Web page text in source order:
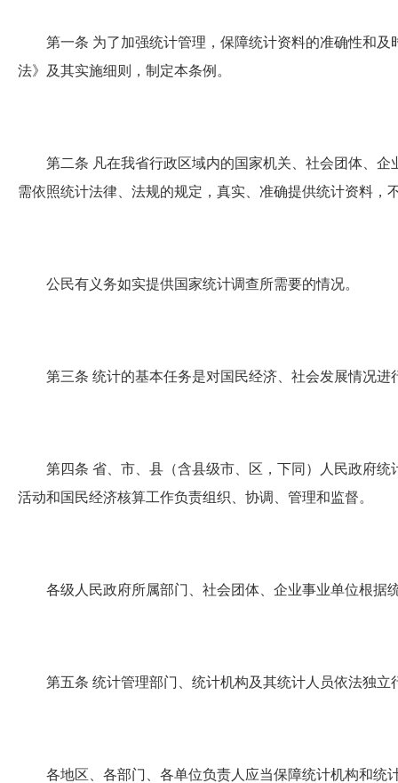
第一条 为了加强统计管理，保障统计资料的准确性和
法》及其实施细则，制定本条例。
第二条 凡在我省行政区域内的国家机关、社会团体、
需依照统计法律、法规的规定，真实、准确提供统计资料
公民有义务如实提供国家统计调查所需要的情况。
第三条 统计的基本任务是对国民经济、社会发展情况
第四条 省、市、县（含县级市、区，下同）人民政府
活动和国民经济核算工作负责组织、协调、管理和监督。
各级人民政府所属部门、社会团体、企业事业单位根据
第五条 统计管理部门、统计机构及其统计人员依法独
各地区、各部门、各单位负责人应当保障统计机构和统